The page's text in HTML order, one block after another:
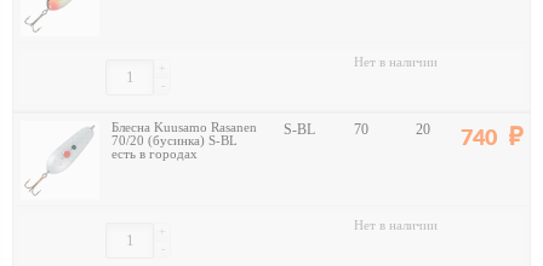
-
+ Нет в наличии
Блесна Kuusamo Rasanen
70/20 (бусинка) S-BL
есть в городах
S-BL 70 20 740
-
+ Нет в наличии